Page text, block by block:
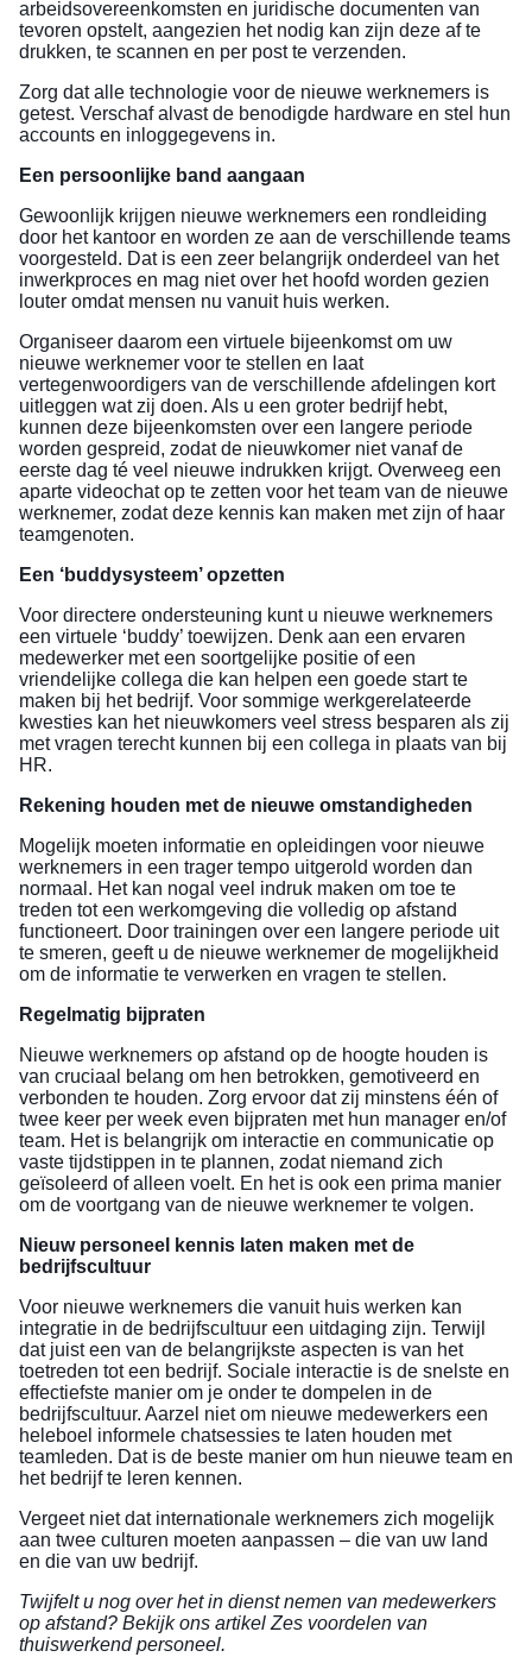
arbeidsovereenkomsten en juridische documenten van
tevoren opstelt, aangezien het nodig kan zijn deze af te
drukken, te scannen en per post te verzenden.
Zorg dat alle technologie voor de nieuwe werknemers is
getest. Verschaf alvast de benodigde hardware en stel hun
accounts en inloggegevens in.
Een persoonlijke band aangaan
Gewoonlijk krijgen nieuwe werknemers een rondleiding
door het kantoor en worden ze aan de verschillende teams
voorgesteld. Dat is een zeer belangrijk onderdeel van het
inwerkproces en mag niet over het hoofd worden gezien
louter omdat mensen nu vanuit huis werken.
Organiseer daarom een virtuele bijeenkomst om uw
nieuwe werknemer voor te stellen en laat
vertegenwoordigers van de verschillende afdelingen kort
uitleggen wat zij doen. Als u een groter bedrijf hebt,
kunnen deze bijeenkomsten over een langere periode
worden gespreid, zodat de nieuwkomer niet vanaf de
eerste dag té veel nieuwe indrukken krijgt. Overweeg een
aparte videochat op te zetten voor het team van de nieuwe
werknemer, zodat deze kennis kan maken met zijn of haar
teamgenoten.
Een ‘buddysysteem’ opzetten
Voor directere ondersteuning kunt u nieuwe werknemers
een virtuele ‘buddy’ toewijzen. Denk aan een ervaren
medewerker met een soortgelijke positie of een
vriendelijke collega die kan helpen een goede start te
maken bij het bedrijf. Voor sommige werkgerelateerde
kwesties kan het nieuwkomers veel stress besparen als zij
met vragen terecht kunnen bij een collega in plaats van bij
HR.
Rekening houden met de nieuwe omstandigheden
Mogelijk moeten informatie en opleidingen voor nieuwe
werknemers in een trager tempo uitgerold worden dan
normaal. Het kan nogal veel indruk maken om toe te
treden tot een werkomgeving die volledig op afstand
functioneert. Door trainingen over een langere periode uit
te smeren, geeft u de nieuwe werknemer de mogelijkheid
om de informatie te verwerken en vragen te stellen.
Regelmatig bijpraten
Nieuwe werknemers op afstand op de hoogte houden is
van cruciaal belang om hen betrokken, gemotiveerd en
verbonden te houden. Zorg ervoor dat zij minstens één of
twee keer per week even bijpraten met hun manager en/of
team. Het is belangrijk om interactie en communicatie op
vaste tijdstippen in te plannen, zodat niemand zich
geïsoleerd of alleen voelt. En het is ook een prima manier
om de voortgang van de nieuwe werknemer te volgen.
Nieuw personeel kennis laten maken met de
bedrijfscultuur
Voor nieuwe werknemers die vanuit huis werken kan
integratie in de bedrijfscultuur een uitdaging zijn. Terwijl
dat juist een van de belangrijkste aspecten is van het
toetreden tot een bedrijf. Sociale interactie is de snelste en
effectiefste manier om je onder te dompelen in de
bedrijfscultuur. Aarzel niet om nieuwe medewerkers een
heleboel informele chatsessies te laten houden met
teamleden. Dat is de beste manier om hun nieuwe team en
het bedrijf te leren kennen.
Vergeet niet dat internationale werknemers zich mogelijk
aan twee culturen moeten aanpassen – die van uw land
en die van uw bedrijf.
Twijfelt u nog over het in dienst nemen van medewerkers
op afstand? Bekijk ons artikel Zes voordelen van
thuiswerkend personeel.